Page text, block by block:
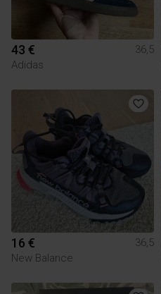
43 €
36,5
Adidas
16 €
36,5
New Balance